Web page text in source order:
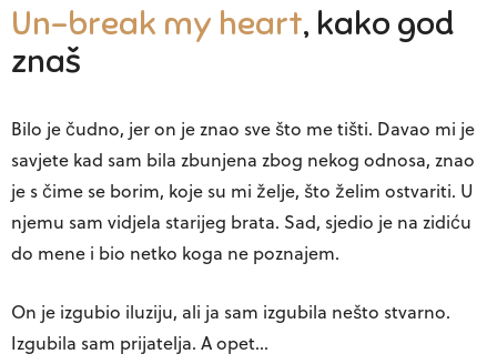
Un-break my heart, kako god
znaš
Bilo je čudno, jer on je znao sve što me tišti. Davao mi je
savjete kad sam bila zbunjena zbog nekog odnosa, znao
je s čime se borim, koje su mi želje, što želim ostvariti. U
njemu sam vidjela starijeg brata. Sad, sjedio je na zidiću
do mene i bio netko koga ne poznajem.
On je izgubio iluziju, ali ja sam izgubila nešto stvarno.
Izgubila sam prijatelja. A opet…